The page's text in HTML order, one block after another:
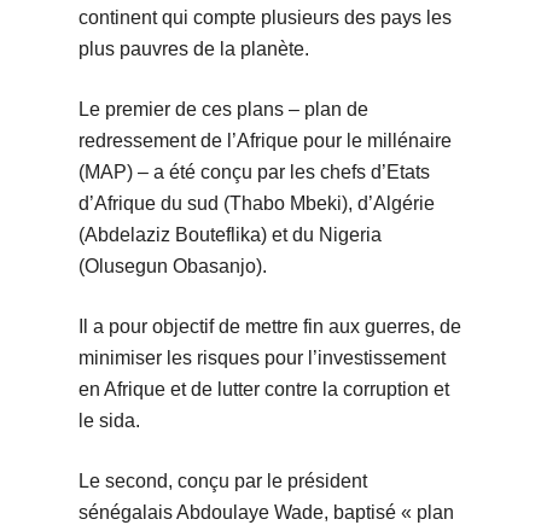
continent qui compte plusieurs des pays les
plus pauvres de la planète.
Le premier de ces plans – plan de
redressement de l’Afrique pour le millénaire
(MAP) – a été conçu par les chefs d’Etats
d’Afrique du sud (Thabo Mbeki), d’Algérie
(Abdelaziz Bouteflika) et du Nigeria
(Olusegun Obasanjo).
Il a pour objectif de mettre fin aux guerres, de
minimiser les risques pour l’investissement
en Afrique et de lutter contre la corruption et
le sida.
Le second, conçu par le président
sénégalais Abdoulaye Wade, baptisé « plan